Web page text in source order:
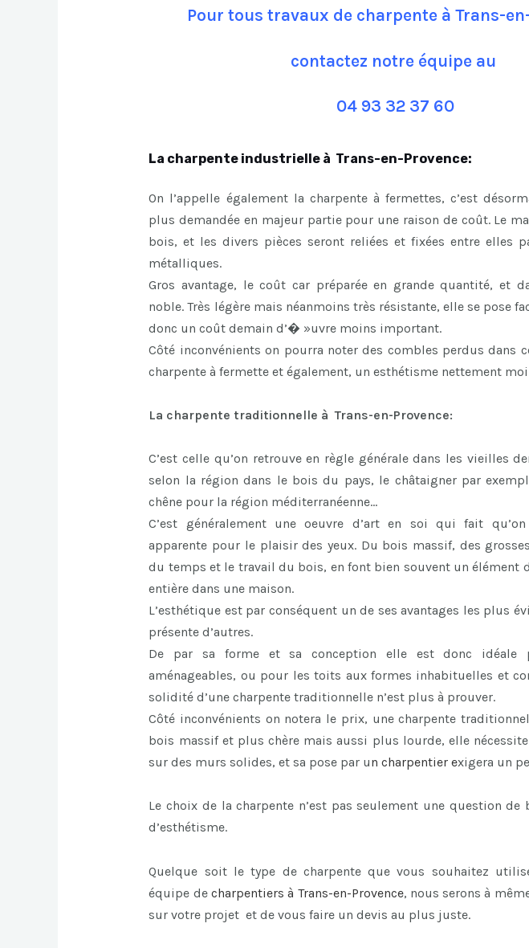
Pour tous travaux de charpente à Trans-
contactez notre équipe au
04 93 32 37 60
La charpente industrielle à Trans-en-Provence:
On l’appelle également la charpente à fermettes, c’est
plus demandée en majeur partie pour une raison de coût. Le
bois, et les divers pièces seront reliées et fixées entre elles
métalliques.
Gros avantage, le coût car préparée en grande quantité, et
noble. Très légère mais néanmoins très résistante, elle se pose
donc un coût demain d’� »uvre moins important.
Côté inconvénients on pourra noter des combles perdus dans
charpente à fermette et également, un esthétisme nettement
La charpente traditionnelle à Trans-en-Provence:
C’est celle qu’on retrouve en règle générale dans les vieilles
selon la région dans le bois du pays, le châtaigner par
chêne pour la région méditerranéenne…
C’est généralement une oeuvre d’art en soi qui fait
apparente pour le plaisir des yeux. Du bois massif, des
du temps et le travail du bois, en font bien souvent un élément
entière dans une maison.
L’esthétique est par conséquent un de ses avantages les plus
présente d’autres.
De par sa forme et sa conception elle est donc idéale
aménageables, ou pour les toits aux formes inhabituelles et
solidité d’une charpente traditionnelle n’est plus à prouver.
Côté inconvénients on notera le prix, une charpente
bois massif et plus chère mais aussi plus lourde, elle nécessite
sur des murs solides, et sa pose par uncharpentierexigera un
Le choix de la charpente n’est pas seulement une question de
d’esthétisme.
Quelque soit le type de charpente que vous souhaitez
équipe de charpentiers à Trans-en-Provence, nous serons à
sur votre projet et de vous faire un devis au plus juste.